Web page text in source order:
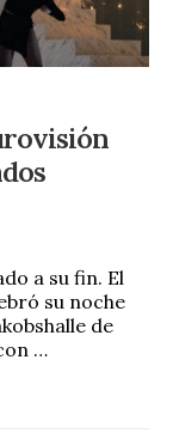
a su fin. El
su noche
de
…